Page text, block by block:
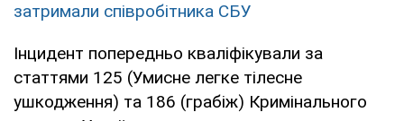
затримали співробітника СБУ
Інцидент попередньо кваліфікували за
статтями 125 (Умисне легке тілесне
ушкодження) та 186 (грабіж) Кримінального